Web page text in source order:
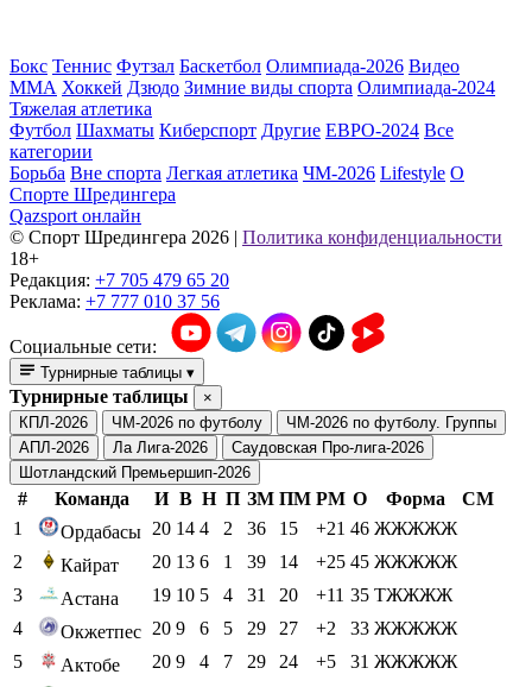
Бокс Теннис Футзал Баскетбол Олимпиада-2026 Видео
ММА Хоккей Дзюдо Зимние виды спорта Олимпиада-2024
Тяжелая атлетика
Футбол Шахматы Киберспорт Другие ЕВРО-2024 Все
категории
Борьба Вне спорта Легкая атлетика ЧМ-2026 Lifestyle О
Спорте Шредингера
Qazsport онлайн
© Cпорт Шредингера 2026 | Политика конфиденциальности
18+
Редакция: +7 705 479 65 20
Реклама: +7 777 010 37 56
Социальные сети:
Турнирные таблицы ▾
Турнирные таблицы
×
КПЛ-2026
ЧМ-2026 по футболу
ЧМ-2026 по футболу. Группы
АПЛ-2026
Ла Лига-2026
Саудовская Про-лига-2026
Шотландский Премьершип-2026
# Команда И В Н П ЗМ ПМ РМ О Форма
СМ
1
Ордабасы 20 14 4 2 36 15 +21 46 ЖЖЖЖЖ
2
Кайрат 20 13 6 1 39 14 +25 45 ЖЖЖЖЖ
3
Астана 19 10 5 4 31 20 +11 35 ТЖЖЖЖ
4
Окжетпес 20 9 6 5 29 27 +2 33 ЖЖЖЖЖ
5
Актобе 20 9 4 7 29 24 +5 31 ЖЖЖЖЖ